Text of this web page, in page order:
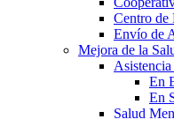
Centro de
Envío de
Mejora de la
En
En
Salud